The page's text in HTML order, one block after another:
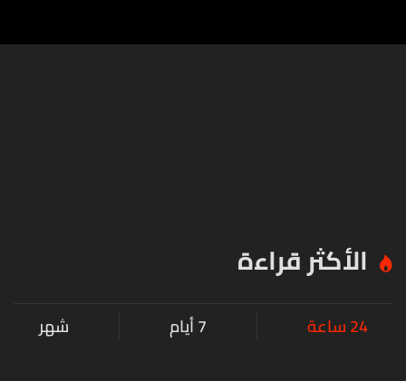
الأكثر قراءة
24 ساعة 7 أيام شهر